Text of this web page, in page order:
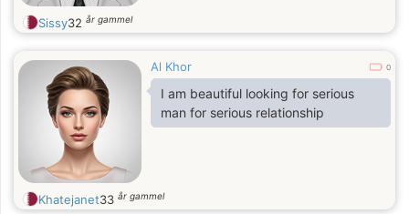
Sissy32 år gammel
Al Khor 0
I am beautiful looking for serious
man for serious relationship
Khatejanet33 år gammel